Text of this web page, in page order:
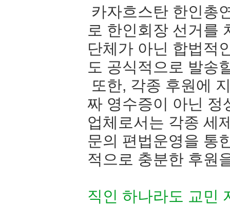
카자흐스탄 한인총
로 한인회장 선거를
단체가 아닌 합법적
도 공식적으로 발송
또한, 각종 후원에
짜 영수증이 아닌 정
업체로서는 각종 세
문의 편법운영을 통
적으로 충분한 후원
직인 하나라도 교민